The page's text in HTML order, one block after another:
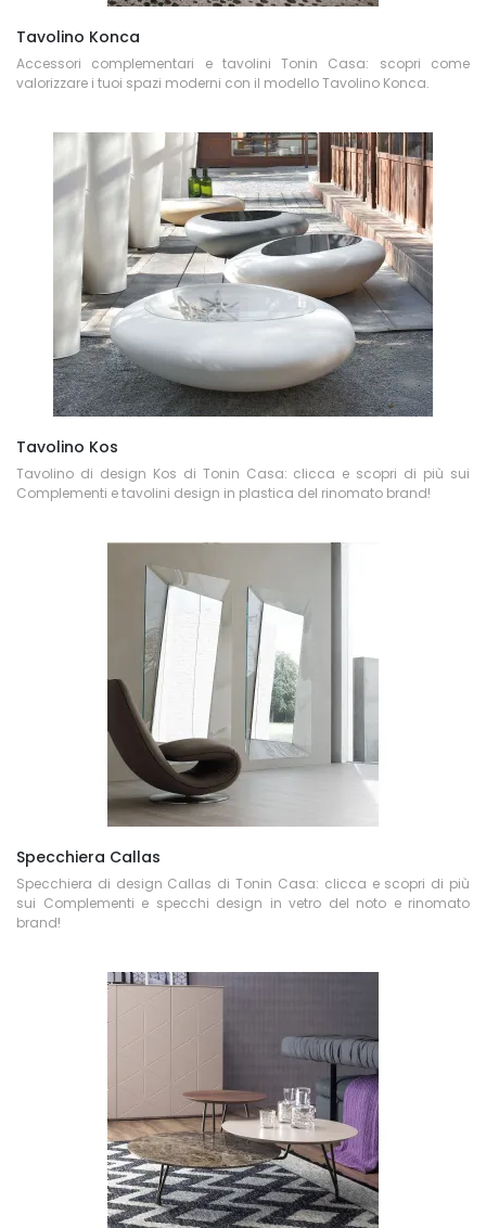
Tavolino Konca
Accessori complementari e tavolini Tonin Casa: scopri come
valorizzare i tuoi spazi moderni con il modello Tavolino Konca.
Tavolino Kos
Tavolino di design Kos di Tonin Casa: clicca e scopri di più sui
Complementi e tavolini design in plastica del rinomato brand!
Specchiera Callas
Specchiera di design Callas di Tonin Casa: clicca e scopri di più
sui Complementi e specchi design in vetro del noto e rinomato
brand!